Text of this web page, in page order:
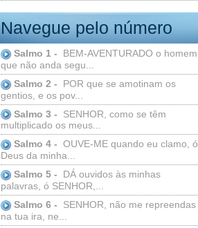
Navegue pelo número
Salmo 1 -
BEM-AVENTURADO o homem
que não anda segu...
Salmo 2 -
POR que se amotinam os
gentios, e os pov...
Salmo 3 -
SENHOR, como se têm
multiplicado os meus...
Salmo 4 - OUVE-ME quando eu clamo, ó
Deus da minha...
Salmo 5 -
DÁ ouvidos às minhas
palavras, ó SENHOR,...
Salmo 6 -
SENHOR, não me repreendas
na tua ira, ne...